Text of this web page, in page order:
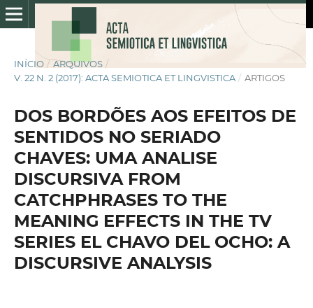
INÍCIO / ARQUIVOS /
V. 22 N. 2 (2017): ACTA SEMIOTICA ET LINGVISTICA / ARTIGOS
DOS BORDÕES AOS EFEITOS DE
SENTIDOS NO SERIADO
CHAVES: UMA ANALISE
DISCURSIVA FROM
CATCHPHRASES TO THE
MEANING EFFECTS IN THE TV
SERIES EL CHAVO DEL OCHO: A
DISCURSIVE ANALYSIS